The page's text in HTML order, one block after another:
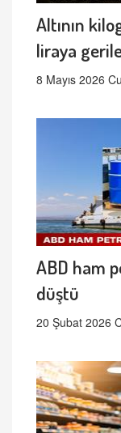
Altının
liraya
8 Mayıs 2026
ABD ham
düştü
20 Şubat 2026